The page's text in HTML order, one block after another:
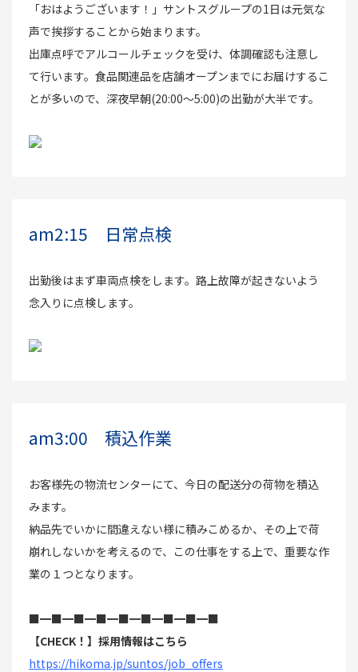
「おはようございます！」サントスグループの1日は元気な
声で挨拶することから始まります。
出庫点呼でアルコールチェックを受け、体調確認も注意し
て行います。食品関連品を店舗オープンまでにお届けするこ
とが多いので、深夜早朝(20:00～5:00)の出勤が大半です。
am2:15 日常点検
出勤後はまず車両点検をします。路上故障が起きないよう
念入りに点検します。
am3:00 積込作業
お客様先の物流センターにて、今日の配送分の荷物を積込
みます。
納品先でいかに間違えない様に積みこめるか、その上で荷
崩れしないかを考えるので、この仕事をする上で、重要な作
業の１つとなります。
■━■━■━■━■━■━■━■━■
【CHECK！】採用情報はこちら
https://hikoma.jp/suntos/job_offers